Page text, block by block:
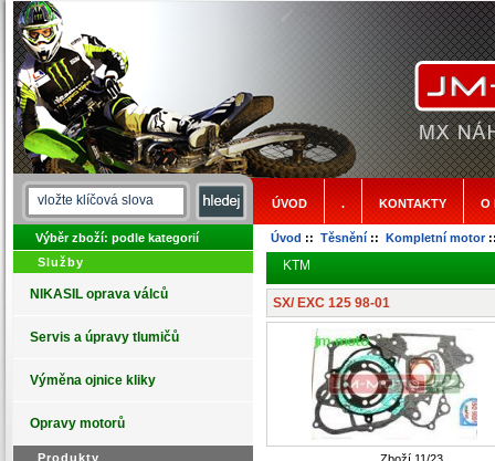
ÚVOD . KONTAKTY O
Výběr zboží: podle kategorií
Služby
NIKASIL oprava válců
Servis a úpravy tlumičů
Výměna ojnice kliky
Opravy motorů
Produkty
Úvod :: Těsnění:: Kompletní motor
KTM
SX/ EXC 125 98-01
Zboží 11/23